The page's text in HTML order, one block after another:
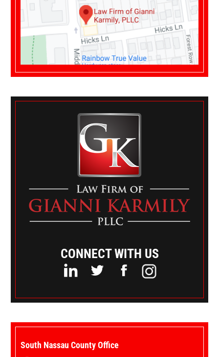
CONNECT WITH US
South Nassau County Office